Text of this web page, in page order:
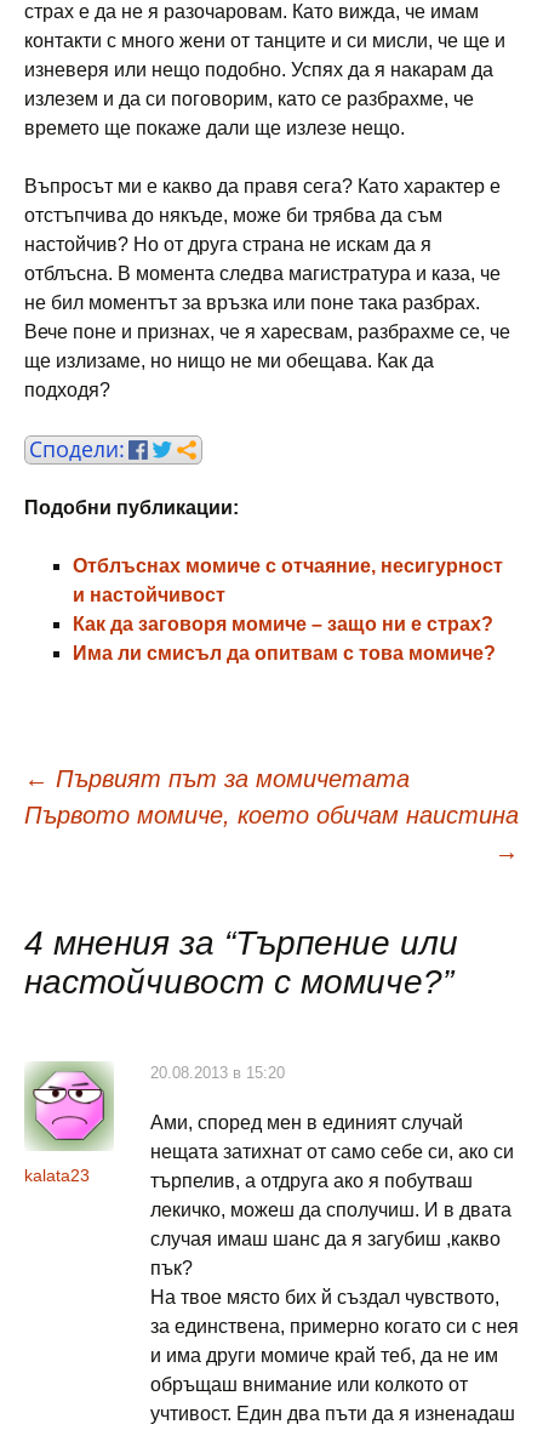
страх е да не я разочаровам. Като вижда, че имам
контакти с много жени от танците и си мисли, че ще и
изневеря или нещо подобно. Успях да я накарам да
излезем и да си поговорим, като се разбрахме, че
времето ще покаже дали ще излезе нещо.
Въпросът ми е какво да правя сега? Като характер е
отстъпчива до някъде, може би трябва да съм
настойчив? Но от друга страна не искам да я
отблъсна. В момента следва магистратура и каза, че
не бил моментът за връзка или поне така разбрах.
Вече поне и признах, че я харесвам, разбрахме се, че
ще излизаме, но нищо не ми обещава. Как да
подходя?
Подобни публикации:
Отблъснах момиче с отчаяние, несигурност
и настойчивост
Как да заговоря момиче – защо ни е страх?
Има ли смисъл да опитвам с това момиче?
Навигация
публикациите
← Първият път за момичетата
Първото момиче, което обичам наистина
→
4 мнения за “Търпение или
настойчивост с момиче?”
kalata23
20.08.2013 в 15:20
Ами, според мен в единият случай
нещата затихнат от само себе си, ако си
търпелив, а отдруга ако я побутваш
лекичко, можеш да сполучиш. И в двата
случая имаш шанс да я загубиш ,какво
пък?
На твое място бих й създал чувството,
за единствена, примерно когато си с нея
и има други момиче край теб, да не им
обръщаш внимание или колкото от
учтивост. Един два пъти да я изненадаш